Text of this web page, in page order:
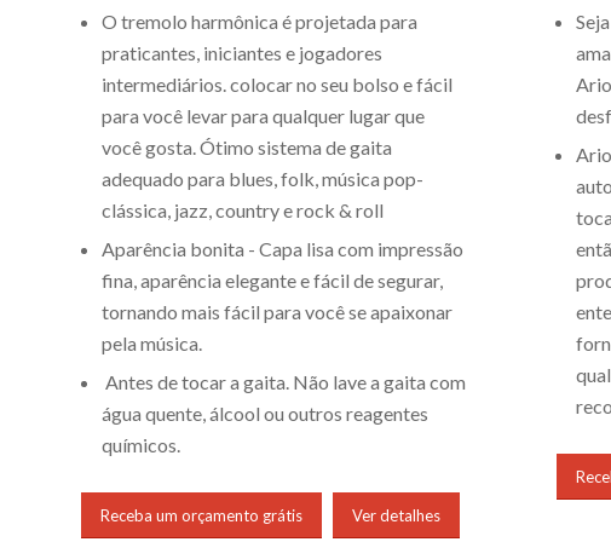
O tremoloharmônica é projetada para
praticantes, iniciantes e jogadores
intermediários. colocar no seu bolso e fácil
para você levar para qualquer lugar que
você gosta. Ótimo sistema de gaita
adequado para blues, folk, música pop-
clássica, jazz, country e rock & roll
Aparência bonita - Capa lisa com impressão
fina, aparência elegante e fácil de segurar,
tornando mais fácil para você se apaixonar
pela música.
Antes de tocar a gaita. Não lave a gaita com
água quente, álcool ou outros reagentes
químicos.
Receba um orçamento grátis Ver detalhes